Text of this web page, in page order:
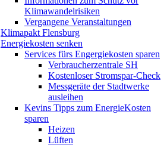
Klimawandelrisiken
Vergangene Veranstaltungen
Klimapakt Flensburg
Energiekosten senken
Services fürs Engergiekosten sparen
Verbraucherzentrale SH
Kostenloser Stromspar-Check
Messgeräte der Stadtwerke
ausleihen
Kevins Tipps zum EnergieKosten
sparen
Heizen
Lüften